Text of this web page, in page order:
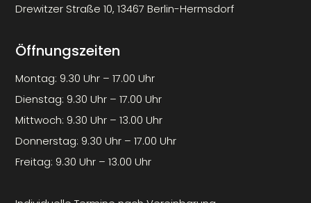
Drewitzer Straße 10, 13467 Berlin-Hermsdorf
Öffnungszeiten
Montag: 9.30 Uhr – 17.00 Uhr
Dienstag: 9.30 Uhr – 17.00 Uhr
Mittwoch: 9.30 Uhr – 13.00 Uhr
Donnerstag: 9.30 Uhr – 17.00 Uhr
Freitag: 9.30 Uhr – 13.00 Uhr